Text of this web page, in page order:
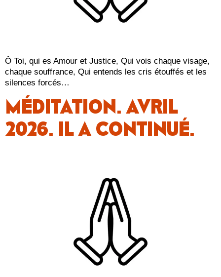
Ô Toi, qui es Amour et Justice, Qui vois chaque visage,
chaque souffrance, Qui entends les cris étouffés et les
silences forcés…
MÉDITATION. AVRIL
2026. IL A CONTINUÉ.